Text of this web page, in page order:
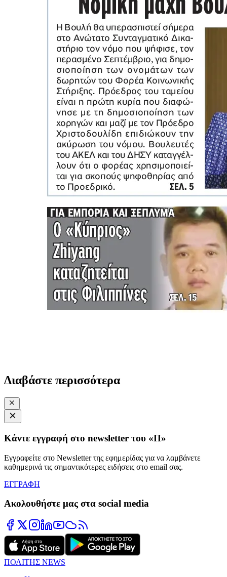
Διαβάστε περισσότερα
Κάντε εγγραφή στο newsletter του «Π»
Εγγραφείτε στο Newsletter της εφημερίδας για να λαμβάνετε
καθημερινά τις σημαντικότερες ειδήσεις στο email σας.
ΕΓΓΡΑΦΗ
Ακολουθήστε μας στα social media
ΠΟΛΙΤΗΣ NEWS